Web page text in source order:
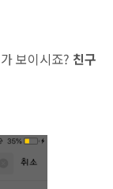
가 보이시죠? 친구